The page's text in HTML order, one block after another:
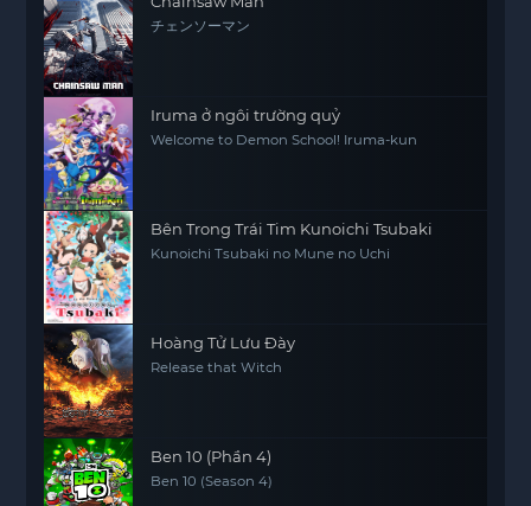
チェンソーマン
Iruma ở ngôi trường quỷ
Welcome to Demon School! Iruma-kun
Bên Trong Trái Tim Kunoichi Tsubaki
Kunoichi Tsubaki no Mune no Uchi
Hoàng Tử Lưu Đày
Release that Witch
Ben 10 (Phần 4)
Ben 10 (Season 4)